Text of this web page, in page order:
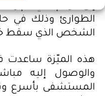
الطوارئ وذلك في
الشخص الذي سقط
والوصول إليه
المستشفى بأسرع